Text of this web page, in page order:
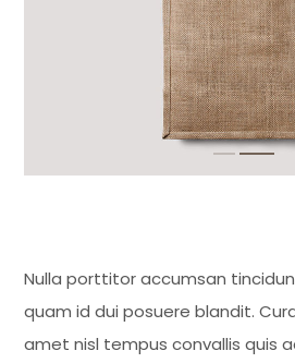
Nulla porttitor accumsan
quam id dui posuere blandit.
amet nisl tempus convallis quis